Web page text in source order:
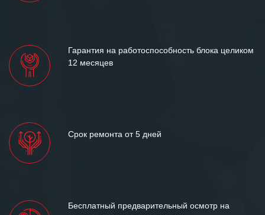
Гарантия на работоспособность блока целиком
12 месяцев
Срок ремонта от 5 дней
Бесплатный предварительный осмотр на